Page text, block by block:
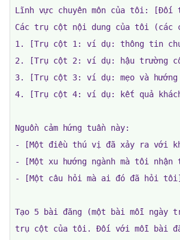
Lĩnh vực chuyên môn của tôi: [Đối
Các trụ cột nội dung của tôi (các
1. [Trụ cột 1: ví dụ: thông tin
2. [Trụ cột 2: ví dụ: hậu trường
3. [Trụ cột 3: ví dụ: mẹo và hướng
4. [Trụ cột 4: ví dụ: kết quả
Nguồn cảm hứng tuần này:
- [Một điều thú vị đã xảy ra với
- [Một xu hướng ngành mà tôi nhận
- [Một câu hỏi mà ai đó đã hỏi tôi]
Tạo 5 bài đăng (một bài mỗi ngày
trụ cột của tôi. Đối với mỗi bài